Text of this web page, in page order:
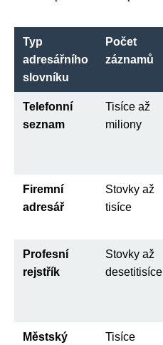
Typ
adresářního
slovníku
Počet
záznamů
Telefonní
seznam
Tisíce až
miliony
Firemní
adresář
Stovky až
tisíce
Profesní
rejstřík
Stovky až
desetitisíce
Městský
Tisíce